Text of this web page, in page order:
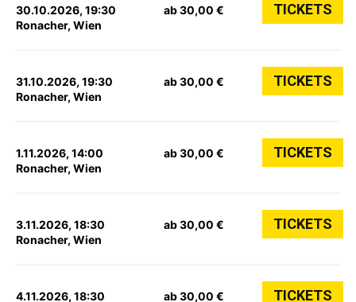
30.10.2026, 19:30
Ronacher, Wien
ab 30,00 € TICKETS
31.10.2026, 19:30
Ronacher, Wien
ab 30,00 € TICKETS
1.11.2026, 14:00
Ronacher, Wien
ab 30,00 € TICKETS
3.11.2026, 18:30
Ronacher, Wien
ab 30,00 € TICKETS
4.11.2026, 18:30 ab 30,00 € TICKETS